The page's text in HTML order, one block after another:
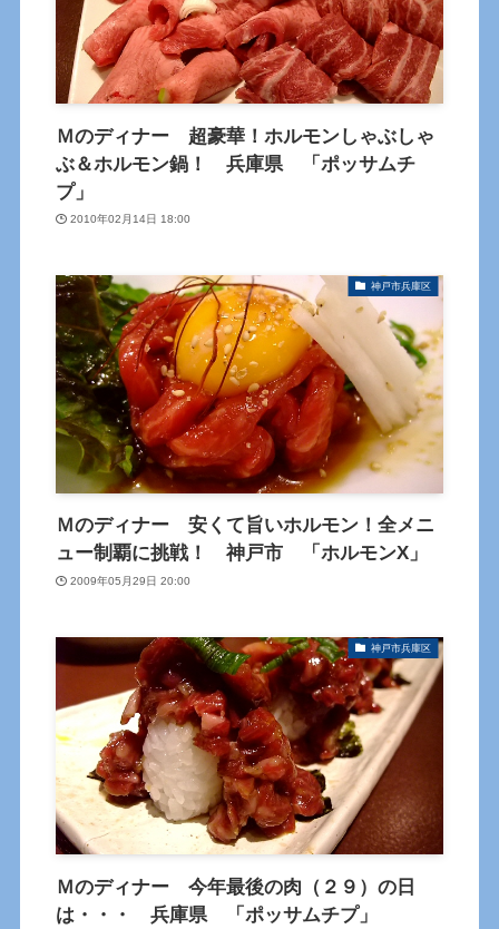
Ｍのディナー 超豪華！ホルモンしゃぶしゃ
ぶ＆ホルモン鍋！ 兵庫県 「ポッサムチ
プ」
2010年02月14日 18:00
神戸市兵庫区
Ｍのディナー 安くて旨いホルモン！全メニ
ュー制覇に挑戦！ 神戸市 「ホルモンX」
2009年05月29日 20:00
神戸市兵庫区
Ｍのディナー 今年最後の肉（２９）の日
は・・・ 兵庫県 「ポッサムチプ」